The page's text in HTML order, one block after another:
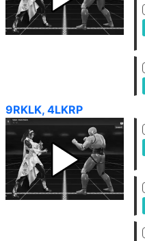
9RKLK, 4LKRP